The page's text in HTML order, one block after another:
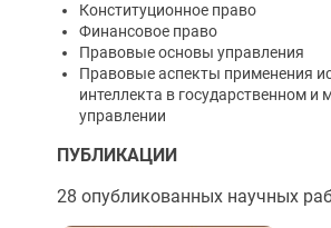
Конституционное право
Финансовое право
Правовые основы управления
Правовые аспекты применения
интеллекта в государственном и
управлении
ПУБЛИКАЦИИ
28 опубликованных научных